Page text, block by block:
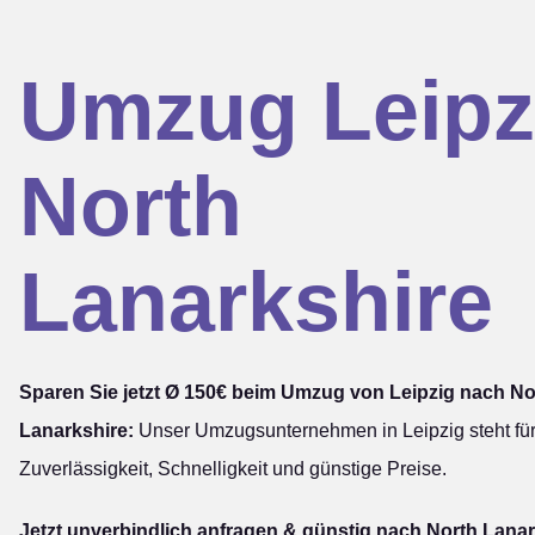
Umzug
North
Lanarkshire
Sparen Sie jetzt Ø 150€ beim Umzug von Leipzig nach
Lanarkshire: Unser Umzugsunternehmen in Leipzig steht für
Zuverlässigkeit, Schnelligkeit und günstige Preise.
Jetzt unverbindlich anfragen & günstig nach North